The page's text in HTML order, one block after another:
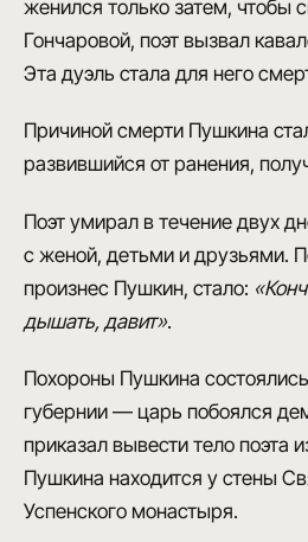
женился только затем, чтобы
Гончаровой, поэт вызвал
Эта дуэль стала для него
Причиной смерти Пушкина
развившийся от ранения,
Поэт умирал в течение двух
с женой, детьми и друзьями.
произнес Пушкин, стало:
дышать, давит».
Похороны Пушкина
губернии — царь побоялся
приказал вывести тело поэта
Пушкина находится у стены
Успенского монастыря.